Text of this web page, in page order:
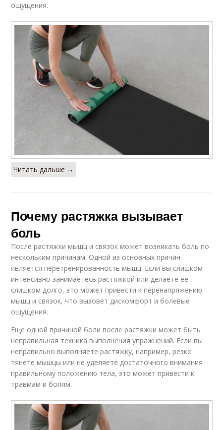
ощущения.
Читать дальше →
Почему растяжка вызывает
боль
После растяжки мышц и связок может возникать боль по
нескольким причинам. Одной из основных причин
является перетренированность мышц. Если вы слишком
интенсивно занимаетесь растяжкой или делаете ее
слишком долго, это может привести к перенапряжению
мышц и связок, что вызовет дискомфорт и болевые
ощущения.
Еще одной причиной боли после растяжки может быть
неправильная техника выполнения упражнений. Если вы
неправильно выполняете растяжку, например, резко
тянете мышцы или не уделяете достаточного внимания
правильному положению тела, это может привести к
травмам и болям.